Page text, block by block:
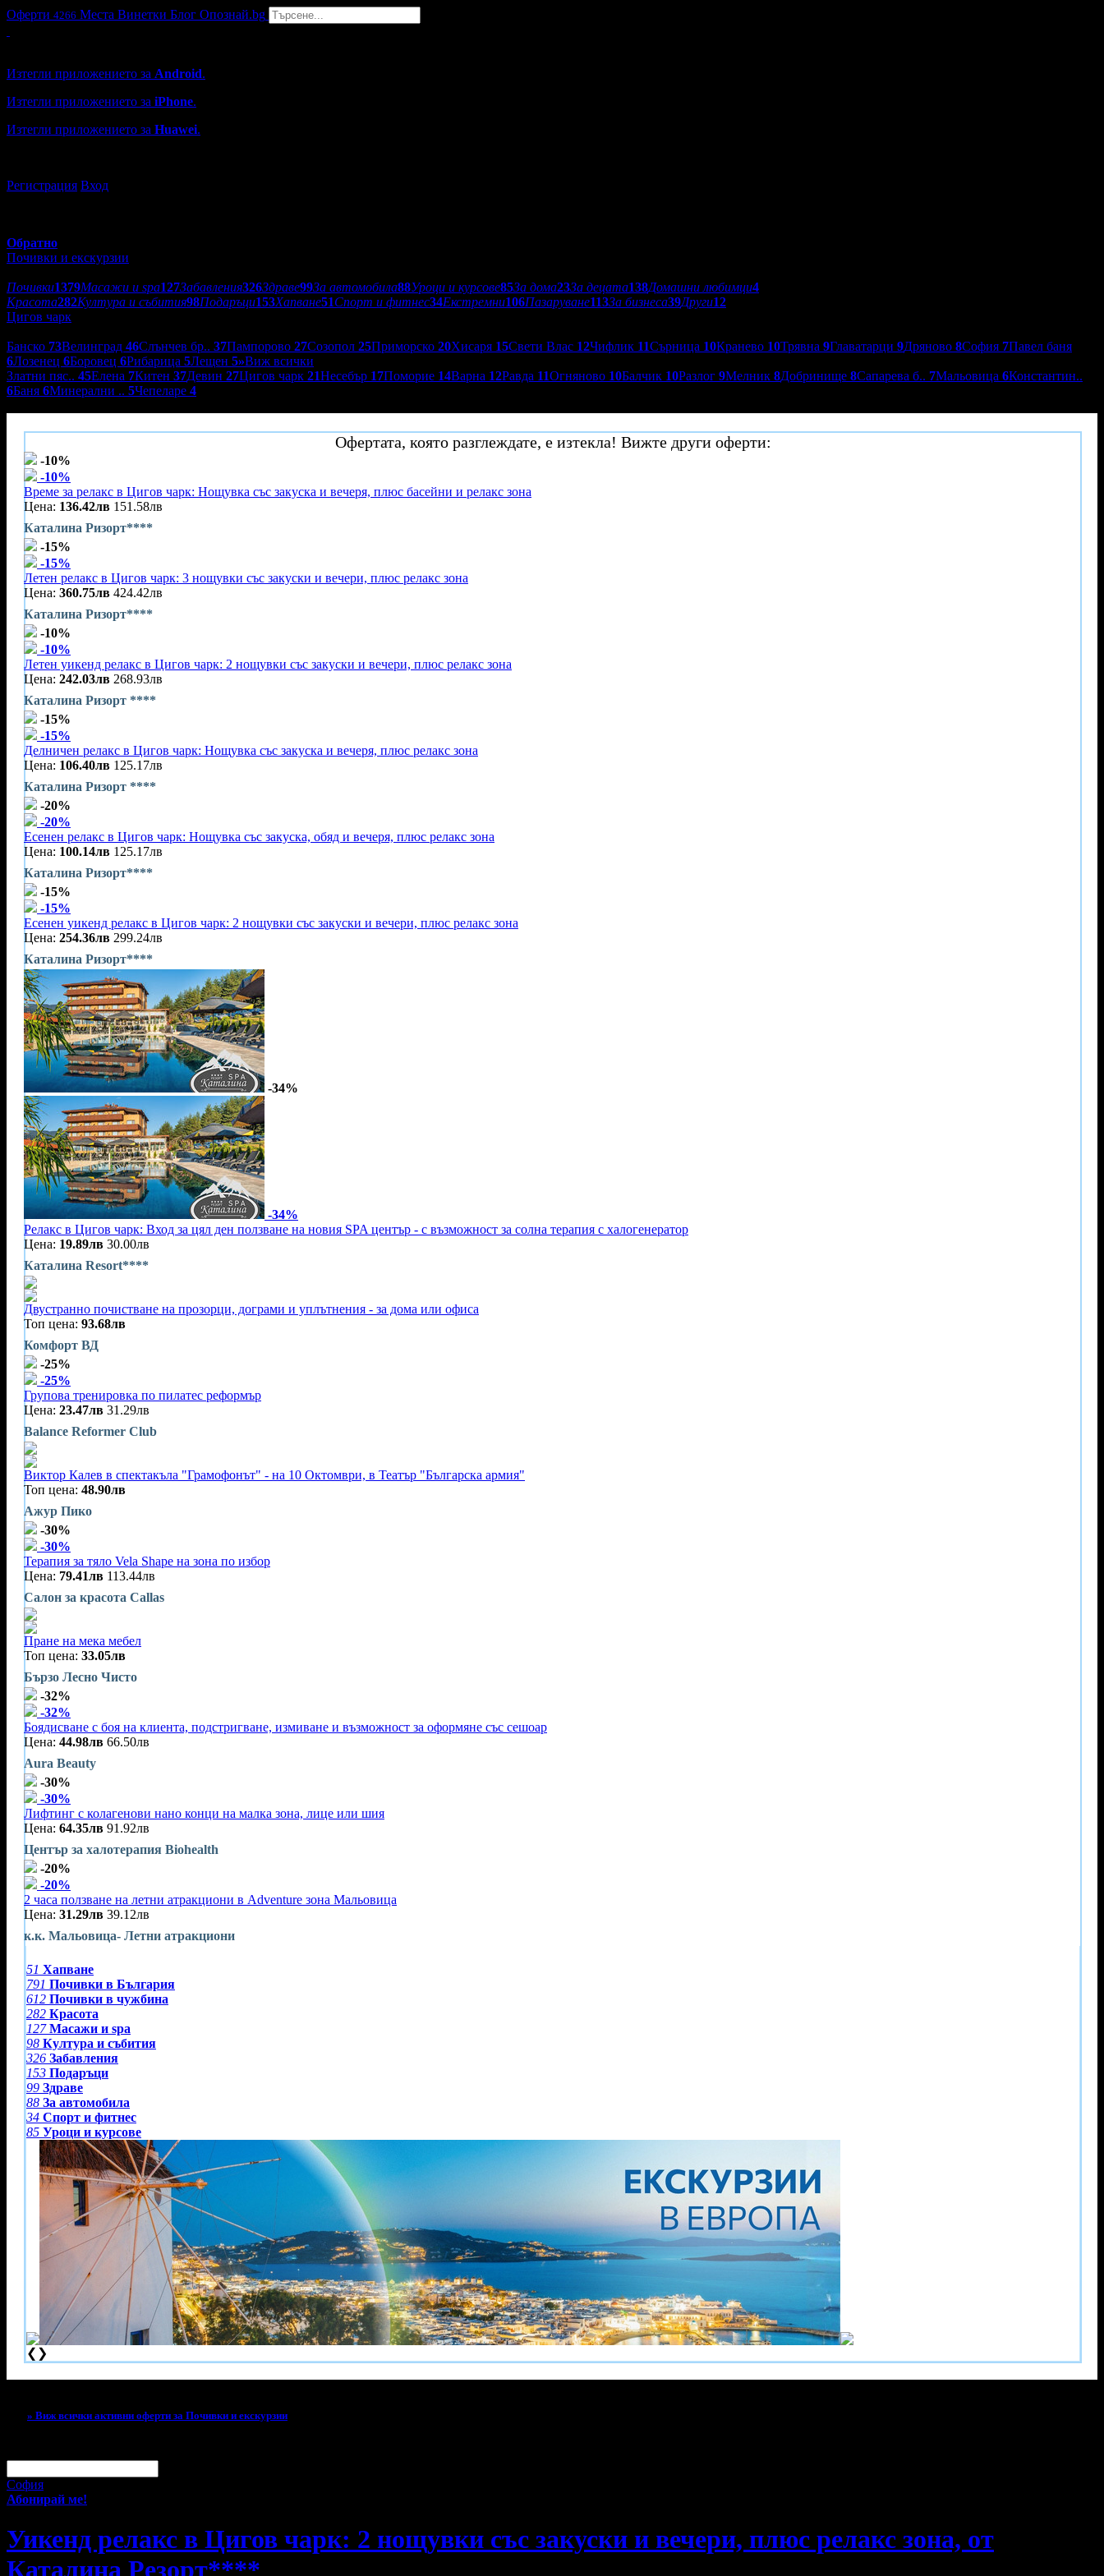
Оферти 4266 Места Винетки Блог Опознай.bg
Изтегли приложението за Android.
Изтегли приложението за iPhone.
Изтегли приложението за Huawei.
Регистрация Вход
Обратно
Почивки и екскурзии
Почивки1379Масажи и spa127Забавления326Здраве99За автомобила88Уроци и курсове85За дома23За децата138Домашни любимци4
Красота282Култура и събития98Подаръци153Хапване51Спорт и фитнес34Екстремни106Пазаруване113За бизнеса39Други12
Цигов чарк
Банско 73Велинград 46Слънчев бр.. 37Пампорово 27Созопол 25Приморско 20Хисаря 15Свети Влас 12Чифлик 11Сърница 10Кранево 10Трявна 9Главатарци 9Дряново 8София 7Павел баня
6Лозенец 6Боровец 6Рибарица 5Лещен 5»Виж всички
Златни пяс.. 45Елена 7Китен 37Девин 27Цигов чарк 21Несебър 17Поморие 14Варна 12Равда 11Огняново 10Балчик 10Разлог 9Мелник 8Добринище 8Сапарева б.. 7Мальовица 6Константин..
6Баня 6Минерални .. 5Чепеларе 4
Офертата, която разглеждате, е изтекла! Вижте други оферти:
-10%
-10%
Време за релакс в Цигов чарк: Нощувка със закуска и вечеря, плюс басейни и релакс зона
Цена: 136.42лв 151.58лв
Каталина Ризорт****
-15%
-15%
Летен релакс в Цигов чарк: 3 нощувки със закуски и вечери, плюс релакс зона
Цена: 360.75лв 424.42лв
Каталина Ризорт****
-10%
-10%
Летен уикенд релакс в Цигов чарк: 2 нощувки със закуски и вечери, плюс релакс зона
Цена: 242.03лв 268.93лв
Каталина Ризорт ****
-15%
-15%
Делничен релакс в Цигов чарк: Нощувка със закуска и вечеря, плюс релакс зона
Цена: 106.40лв 125.17лв
Каталина Ризорт ****
-20%
-20%
Есенен релакс в Цигов чарк: Нощувка със закуска, обяд и вечеря, плюс релакс зона
Цена: 100.14лв 125.17лв
Каталина Ризорт****
-15%
-15%
Есенен уикенд релакс в Цигов чарк: 2 нощувки със закуски и вечери, плюс релакс зона
Цена: 254.36лв 299.24лв
Каталина Ризорт****
-34%
-34%
Релакс в Цигов чарк: Вход за цял ден ползване на новия SPA център - с възможност за солна терапия с халогенератор
Цена: 19.89лв 30.00лв
Каталина Resort****
Двустранно почистване на прозорци, дограми и уплътнения - за дома или офиса
Топ цена: 93.68лв
Комфорт ВД
-25%
-25%
Групова тренировка по пилатес реформър
Цена: 23.47лв 31.29лв
Balance Reformer Club
Виктор Калев в спектакъла "Грамофонът" - на 10 Октомври, в Театър "Българска армия"
Топ цена: 48.90лв
Ажур Пико
-30%
-30%
Терапия за тяло Vela Shape на зона по избор
Цена: 79.41лв 113.44лв
Салон за красота Callas
Пране на мека мебел
Топ цена: 33.05лв
Бързо Лесно Чисто
-32%
-32%
Боядисване с боя на клиента, подстригване, измиване и възможност за оформяне със сешоар
Цена: 44.98лв 66.50лв
Aura Beauty
-30%
-30%
Лифтинг с колагенови нано конци на малка зона, лице или шия
Цена: 64.35лв 91.92лв
Център за халотерапия Biohealth
-20%
-20%
2 часа ползване на летни атракциони в Adventure зона Мальовица
Цена: 31.29лв 39.12лв
к.к. Мальовица- Летни атракциони
51 Хапване
791 Почивки в България
612 Почивки в чужбина
282 Красота
127 Масажи и spa
98 Култура и събития
326 Забавления
153 Подаръци
99 Здраве
88 За автомобила
34 Спорт и фитнес
85 Уроци и курсове
❮ ❯
» Виж всички активни оферти за Почивки и екскурзии
София
Абонирай ме!
Уикенд релакс в Цигов чарк: 2 нощувки със закуски и вечери, плюс релакс зона, от
Каталина Резорт****